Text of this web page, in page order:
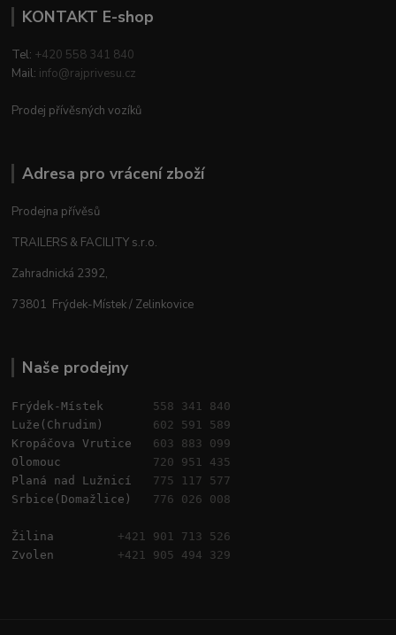
KONTAKT E-shop
Tel: +420 558 341 840
Mail: info@rajprivesu.cz
Prodej přívěsných vozíků
Adresa pro vrácení zboží
Prodejna přívěsů
TRAILERS & FACILITY s.r.o.
Zahradnická 2392,
73801 Frýdek-Místek / Zelinkovice
Naše prodejny
Frýdek-Místek 558 341 840
Luže(Chrudim) 602 591 589
Kropáčova Vrutice 603 883 099
Olomouc 720 951 435
Planá nad Lužnicí 775 117 577
Srbice(Domažlice) 776 026 008
Žilina +421 901 713 526
Zvolen +421 905 494 329